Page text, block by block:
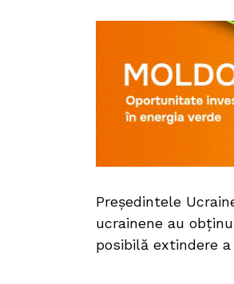
Președintele
ucrainene au
posibilă extindere